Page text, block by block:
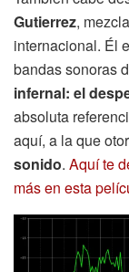
Gutierrez,
internacional. Él
bandas sonoras
infernal: el
absoluta
aquí, a la que
sonido. Aquí te
más en esta